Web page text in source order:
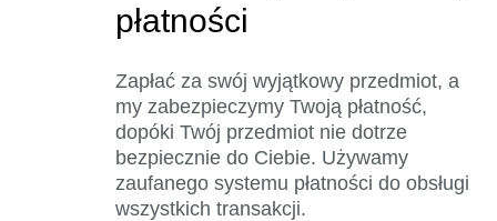
płatności
Zapłać za swój wyjątkowy przedmiot, a
my zabezpieczymy Twoją płatność,
dopóki Twój przedmiot nie dotrze
bezpiecznie do Ciebie. Używamy
zaufanego systemu płatności do obsługi
wszystkich transakcji.